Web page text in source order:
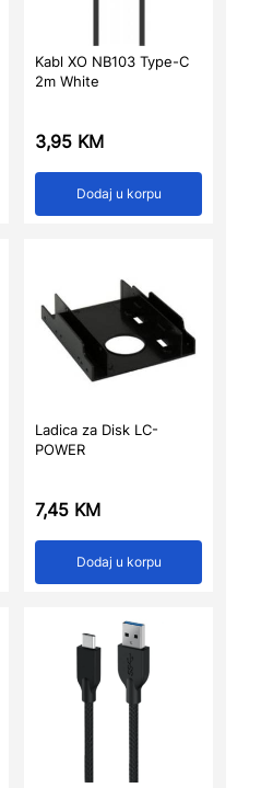
Kabl XO NB103 Type-C
2m White
3,95 KM
Dodaj u korpu
Ladica za Disk LC-
POWER
7,45 KM
Dodaj u korpu